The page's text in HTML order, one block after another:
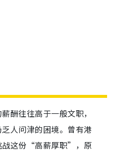
酬往往高于一般文职，
人问津的困境。曾有港
战这份“高薪厚职”，原